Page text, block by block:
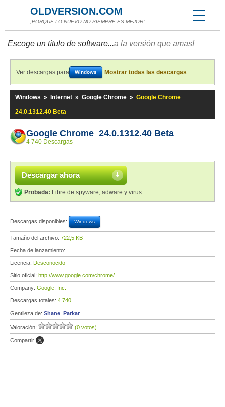
OLDVERSION.COM
¡PORQUE LO NUEVO NO SIEMPRE ES MEJOR!
Escoge un título de software...a la versión que amas!
Ver descargas para Windows Mostrar todas las descargas
Windows » Internet » Google Chrome » Google Chrome
24.0.1312.40 Beta
Google Chrome 24.0.1312.40 Beta
4 740 Descargas
Descargar ahora
Probada: Libre de spyware, adware y virus
Descargas disponibles: Windows
Tamaño del archivo: 722,5 KB
Fecha de lanzamiento:
Licencia: Desconocido
Sitio oficial: http://www.google.com/chrome/
Company: Google, Inc.
Descargas totales: 4 740
Gentileza de: Shane_Parkar
Valoración: (0 votos)
Compartir: